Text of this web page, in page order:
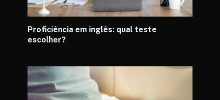
Proficiência em inglês: qual teste
escolher?